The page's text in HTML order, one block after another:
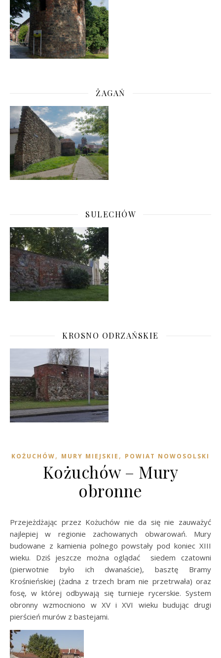
ŻAGAŃ
SULECHÓW
KROSNO ODRZAŃSKIE
KOŻUCHÓW, MURY MIEJSKIE , POWIAT NOWOSOLSKI
Kożuchów – Mury
obronne
Przejeżdżając przez Kożuchów nie da się nie zauważyć
najlepiej w regionie zachowanych obwarowań. Mury
budowane z kamienia polnego powstały pod koniec XIII
wieku. Dziś jeszcze można oglądać siedem czatowni
(pierwotnie było ich dwanaście), basztę Bramy
Krośnieńskiej (żadna z trzech bram nie przetrwała) oraz
fosę, w której odbywają się turnieje rycerskie. System
obronny wzmocniono w XV i XVI wieku budując drugi
pierścień murów z bastejami.